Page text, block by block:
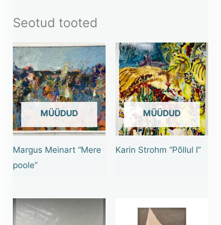
Seotud tooted
OUT OF STOCK
Margus Meinart “Mere
poole”
OUT OF STOCK
Karin Strohm “Põllul I”